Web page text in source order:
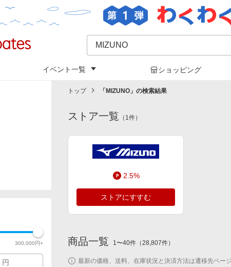
イベント一覧 ショッピング
300,000円+
トップ 「 MIZUNO 」の検索結果
ストア一覧 （ 1件）
2.5%
ストアにすすむ
商品一覧 1〜40件 （28,807件）
最新の価格、送料、在庫状況と決済方法は遷移先ペー